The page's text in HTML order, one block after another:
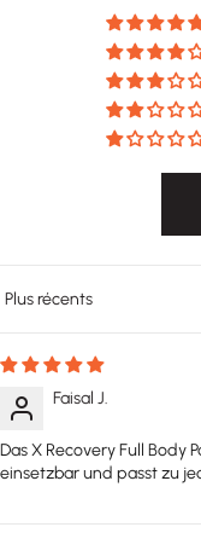
Sort by
Faisal J.
Das X Recovery Full Body
einsetzbar und passt zu